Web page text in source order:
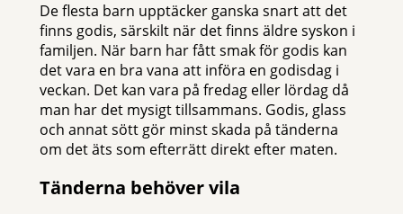
De flesta barn upptäcker ganska snart att det
finns godis, särskilt när det finns äldre syskon i
familjen. När barn har fått smak för godis kan
det vara en bra vana att införa en godisdag i
veckan. Det kan vara på fredag eller lördag då
man har det mysigt tillsammans. Godis, glass
och annat sött gör minst skada på tänderna
om det äts som efterrätt direkt efter maten.
Tänderna behöver vila